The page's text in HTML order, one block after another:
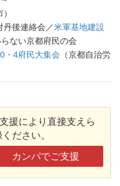
丹後連絡会／米軍基地建設
ない京都府民の会
・4府民大集会 （京都自治労
援により直接支えら
ださい。
カンパでご支援